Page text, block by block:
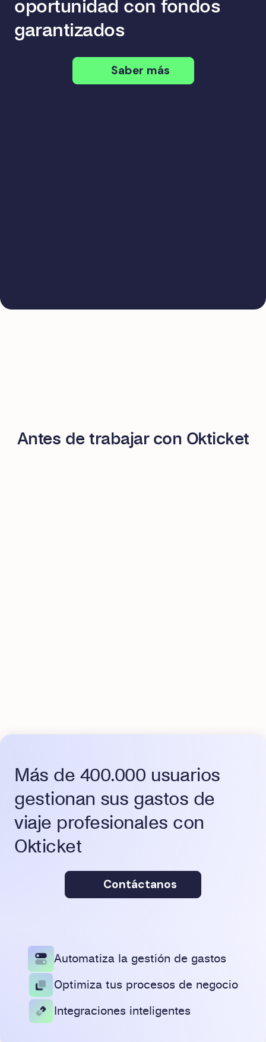
oportunidad con fondos
garantizados
Saber más
Antes de trabajar con Okticket
Más de 400.000 usuarios
gestionan sus gastos de
viaje profesionales con
Okticket
Contáctanos
Automatiza la gestión de gastos
Optimiza tus procesos de negocio
Integraciones inteligentes